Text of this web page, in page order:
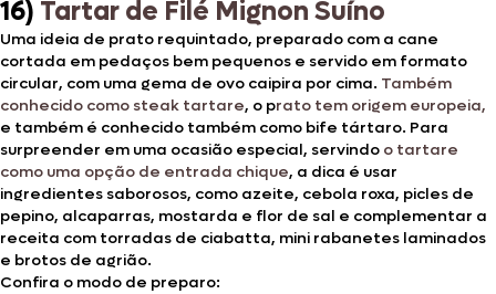
16) Tartar de Filé Mignon Suíno
Uma ideia de prato requintado, preparado com a cane
cortada em pedaços bem pequenos e servido em formato
circular, com uma gema de ovo caipira por cima. Também
conhecido como steak tartare, o prato tem origem europeia,
e também é conhecido também como bife tártaro. Para
surpreender em uma ocasião especial, servindo o tartare
como uma opção de entrada chique, a dica é usar
ingredientes saborosos, como azeite, cebola roxa, picles de
pepino, alcaparras, mostarda e flor de sal e complementar a
receita com torradas de ciabatta, mini rabanetes laminados
e brotos de agrião.
Confira o modo de preparo: